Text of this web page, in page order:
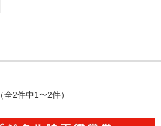
（全2件中1〜2件）